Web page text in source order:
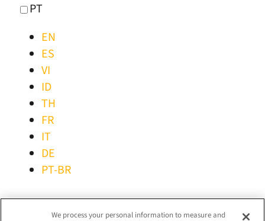
PT
EN
ES
VI
ID
TH
FR
IT
DE
PT-BR
MANTER-SE LIGADO!
We process your personal information to measure and